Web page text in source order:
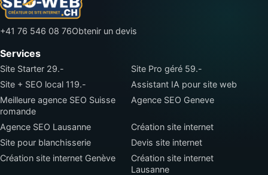
+41 76 546 08 76Obtenir un devis
Services
Site Starter 29.-
Site Pro géré 59.-
Site + SEO local 119.-
Assistant IA pour site web
Meilleure agence SEO Suisse
romande
Agence SEO Geneve
Agence SEO Lausanne
Création site internet
Site pour blanchisserie
Devis site internet
Création site internet Genève
Création site internet
Lausanne